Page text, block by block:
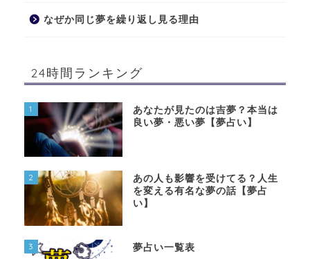
なぜか同じ夢を繰り返し見る理由
24時間ランキング
1
あなたが見たのは吉夢？本当は
良い夢・悪い夢【夢占い】
2
あの人も影響を受けてる？人生
を変える有名な夢の話【夢占
い】
3 夢占い一覧表